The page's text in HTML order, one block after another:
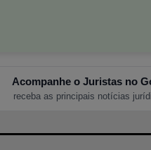
Acompanhe o Juristas no
receba as principais notícias